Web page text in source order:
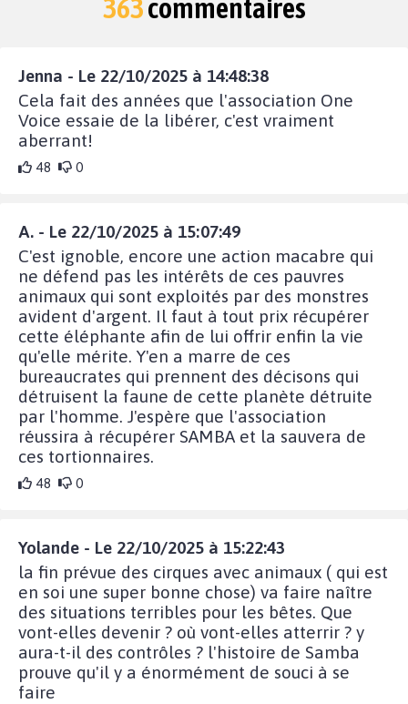
363commentaires
Jenna - Le 22/10/2025 à 14:48:38
Cela fait des années que l'association One
Voice essaie de la libérer, c'est vraiment
aberrant!
48 0
A. - Le 22/10/2025 à 15:07:49
C'est ignoble, encore une action macabre qui
ne défend pas les intérêts de ces pauvres
animaux qui sont exploités par des monstres
avident d'argent. Il faut à tout prix récupérer
cette éléphante afin de lui offrir enfin la vie
qu'elle mérite. Y'en a marre de ces
bureaucrates qui prennent des décisons qui
détruisent la faune de cette planète détruite
par l'homme. J'espère que l'association
réussira à récupérer SAMBA et la sauvera de
ces tortionnaires.
48 0
Yolande - Le 22/10/2025 à 15:22:43
la fin prévue des cirques avec animaux ( qui est
en soi une super bonne chose) va faire naître
des situations terribles pour les bêtes. Que
vont-elles devenir ? où vont-elles atterrir ? y
aura-t-il des contrôles ? l'histoire de Samba
prouve qu'il y a énormément de souci à se
faire